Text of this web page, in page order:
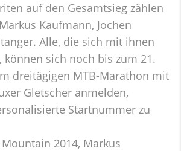
auf den Gesamtsieg zählen
Kaufmann, Jochen
Alle, die sich mit ihnen
können sich noch bis zum 21.
dreitägigen MTB-Marathon mit
Gletscher anmelden,
Startnummer zu
2014, Markus